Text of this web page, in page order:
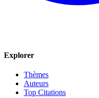
Explorer
Thèmes
Auteurs
Top Citations